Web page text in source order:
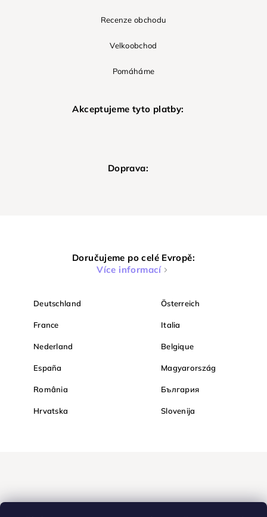
Recenze obchodu
Velkoobchod
Pomáháme
Akceptujeme tyto platby:
Doprava:
Doručujeme po celé Evropě:
Více informací
Deutschland Österreich
France Italia
Nederland Belgique
España Magyarország
România България
Hrvatska Slovenija